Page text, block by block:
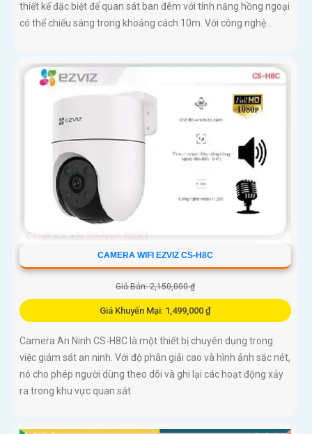
thiết kế đặc biệt để quan sát ban đêm với tính năng hồng ngoại
có thể chiếu sáng trong khoảng cách 10m. Với công nghệ...
CAMERA WIFI EZVIZ CS-H8C
Giá Bán: 2,150,000 ₫
Giá Khuyến Mại: 1,499,000 ₫
Camera An Ninh CS-H8C là một thiết bị chuyên dụng trong
việc giám sát an ninh. Với độ phân giải cao và hình ảnh sắc nét,
nó cho phép người dùng theo dõi và ghi lại các hoạt động xảy
ra trong khu vực quan sát